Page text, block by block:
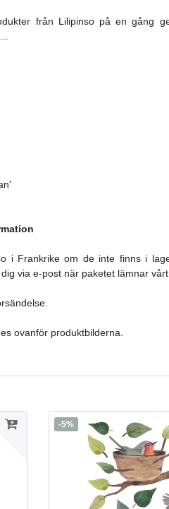
från Lilipinso på en gång
i Frankrike om de inte finns i
via e-post när paketet lämnar vårt
ovanför produktbilderna.
-5%